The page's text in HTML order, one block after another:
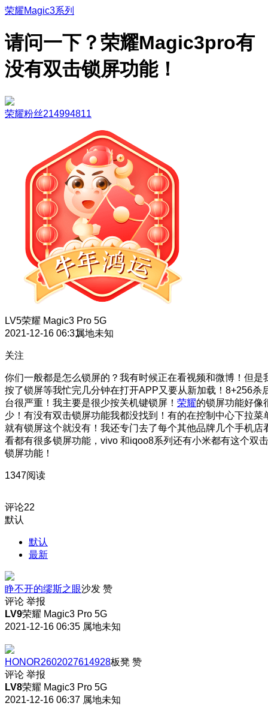
荣耀Magic3系列
请问一下？荣耀Magic3pro有
没有双击锁屏功能！
荣耀粉丝214994811
LV5荣耀 Magic3 Pro 5G
2021-12-16 06:31属地未知
关注
你们一般都是怎么锁屏的？我有时候正在看视频和微博！但是
按了锁屏等我忙完几分钟在打开APP又要从新加载！8+256杀
台很严重！我主要是很少按关机键锁屏！ 荣耀的锁屏功能好像
少！有没有双击锁屏功能我都没找到！有的在控制中心下拉菜
就有锁屏这个就没有！我还专门去了每个其他品牌几个手机店
看都有很多锁屏功能，vivo 和iqoo8系列还有小米都有这个双击
锁屏功能！
1347阅读
评论22
默认
默认
最新
睁不开的缪斯之眼沙发 赞
评论 举报
LV9荣耀 Magic3 Pro 5G
2021-12-16 06:35 属地未知
HONOR2602027614928板凳 赞
评论 举报
LV8荣耀 Magic3 Pro 5G
2021-12-16 06:37 属地未知